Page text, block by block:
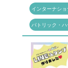
インターナシ
パトリック・ハ